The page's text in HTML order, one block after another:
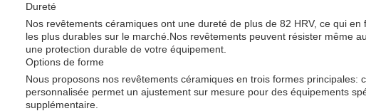
Dureté
Nos revêtements céramiques ont une dureté de plus de 82 HRV, ce qui
les plus durables sur le marché.Nos revêtements peuvent résister même
une protection durable de votre équipement.
Options de forme
Nous proposons nos revêtements céramiques en trois formes
personnalisée permet un ajustement sur mesure pour des équipements
supplémentaire.